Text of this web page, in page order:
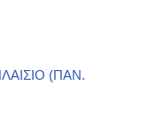
(ΠΑΝ.